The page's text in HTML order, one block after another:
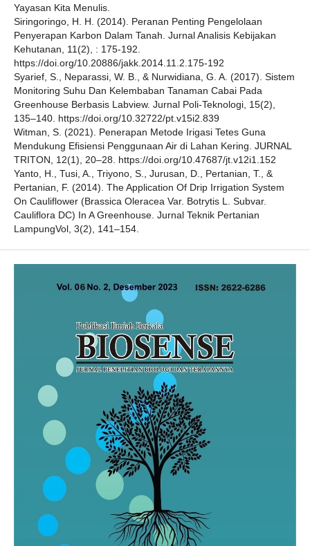
Yayasan Kita Menulis.
Siringoringo, H. H. (2014). Peranan Penting Pengelolaan
Penyerapan Karbon Dalam Tanah. Jurnal Analisis Kebijakan
Kehutanan, 11(2), : 175-192.
https://doi.org/10.20886/jakk.2014.11.2.175-192
Syarief, S., Neparassi, W. B., & Nurwidiana, G. A. (2017). Sistem
Monitoring Suhu Dan Kelembaban Tanaman Cabai Pada
Greenhouse Berbasis Labview. Jurnal Poli-Teknologi, 15(2),
135–140. https://doi.org/10.32722/pt.v15i2.839
Witman, S. (2021). Penerapan Metode Irigasi Tetes Guna
Mendukung Efisiensi Penggunaan Air di Lahan Kering. JURNAL
TRITON, 12(1), 20–28. https://doi.org/10.47687/jt.v12i1.152
Yanto, H., Tusi, A., Triyono, S., Jurusan, D., Pertanian, T., &
Pertanian, F. (2014). The Application Of Drip Irrigation System
On Cauliflower (Brassica Oleracea Var. Botrytis L. Subvar.
Cauliflora DC) In A Greenhouse. Jurnal Teknik Pertanian
LampungVol, 3(2), 141–154.